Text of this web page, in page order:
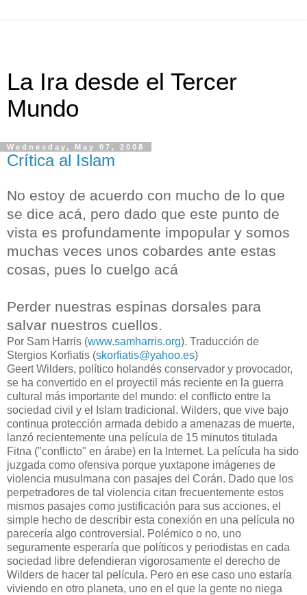
La Ira desde el Tercer
Mundo
Wednesday, May 07, 2008
Crítica al Islam
No estoy de acuerdo con mucho de lo que
se dice acá, pero dado que este punto de
vista es profundamente impopular y somos
muchas veces unos cobardes ante estas
cosas, pues lo cuelgo acá
Perder nuestras espinas dorsales para
salvar nuestros cuellos.
Por Sam Harris (www.samharris.org). Traducción de
Stergios Korfiatis (skorfiatis@yahoo.es)
Geert Wilders, político holandés conservador y provocador,
se ha convertido en el proyectil más reciente en la guerra
cultural más importante del mundo: el conflicto entre la
sociedad civil y el Islam tradicional. Wilders, que vive bajo
continua protección armada debido a amenazas de muerte,
lanzó recientemente una película de 15 minutos titulada
Fitna ("conflicto" en árabe) en la Internet. La película ha sido
juzgada como ofensiva porque yuxtapone imágenes de
violencia musulmana con pasajes del Corán. Dado que los
perpetradores de tal violencia citan frecuentemente estos
mismos pasajes como justificación para sus acciones, el
simple hecho de describir esta conexión en una película no
parecería algo controversial. Polémico o no, uno
seguramente esperaría que políticos y periodistas en cada
sociedad libre defendieran vigorosamente el derecho de
Wilders de hacer tal película. Pero en ese caso uno estaría
viviendo en otro planeta, uno en el que la gente no niega